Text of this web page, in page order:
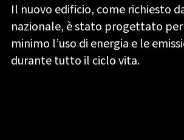
Il nuovo edificio, come richiesto
nazionale, è stato progettato
minimo l’uso di energia e le
durante tutto il ciclo vita.